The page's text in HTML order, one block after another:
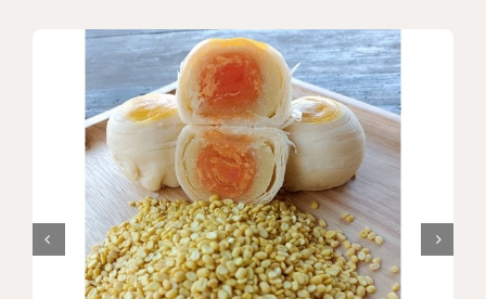
กิจกรรมและข่าวสาร
แบรนด์ทั้งหมด
การสั่งซื้อสินค้า
คำถามที่พบบ่อย